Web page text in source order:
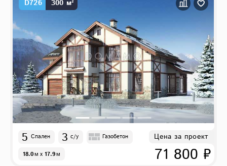
D726 300 м²
5 Спален 3 с/у Газобетон
18.0м x 17.9м
Цена за проект
71 800 ₽